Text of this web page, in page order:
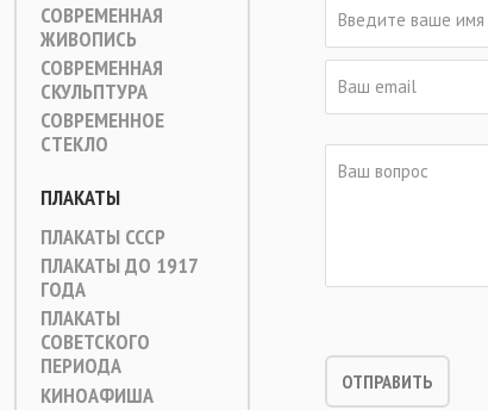
СОВРЕМЕННАЯ
ЖИВОПИСЬ
СОВРЕМЕННАЯ
СКУЛЬПТУРА
СОВРЕМЕННОЕ
СТЕКЛО
ПЛАКАТЫ
ПЛАКАТЫ СССР
ПЛАКАТЫ ДО 1917
ГОДА
ПЛАКАТЫ
СОВЕТСКОГО
ПЕРИОДА
КИНОАФИША